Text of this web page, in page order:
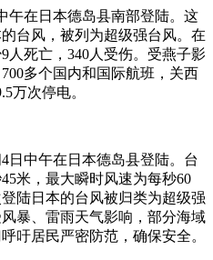
午在日本德岛县南部登陆。这
台风，被列为超级强台风。在
人死亡，340人受伤。受燕子影
多个国内和国际航班，关西
万次停电。
日中午在日本德岛县登陆。台
米，最大瞬时风速为每秒60
陆日本的台风被归类为超级强
暴、雷雨天气影响，部分海域
吁居民严密防范，确保安全。